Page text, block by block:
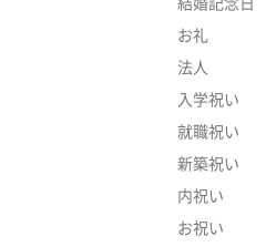
お礼
法人
入学祝い
就職祝い
新築祝い
内祝い
お祝い